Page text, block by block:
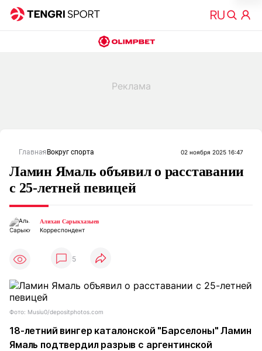
Главная Вокруг спорта 02 ноября 2025 16:47
Ламин Ямаль объявил о расставании
с 25-летней певицей
Алихан Сарыкхазыев
Корреспондент
5
Фото: Musiu0/depositphotos.com
18-летний вингер каталонской "Барселоны" Ламин
Ямаль подтвердил разрыв с аргентинской